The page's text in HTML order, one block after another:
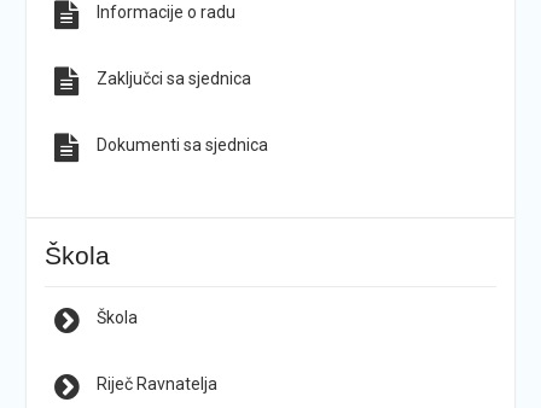
Informacije o radu
Zaključci sa sjednica
Dokumenti sa sjednica
Škola
Škola
Riječ Ravnatelja